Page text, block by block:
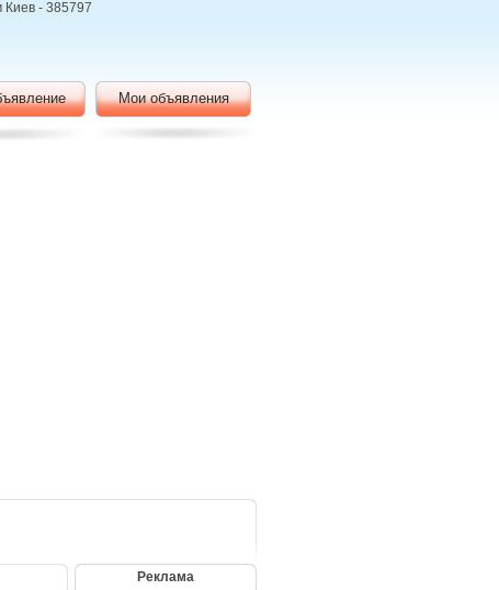
Киев - 385797
Мои объявления
Реклама